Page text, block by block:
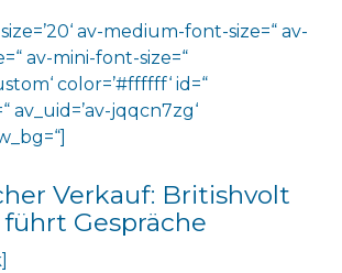
av-medium-font-size=“ av-
av-mini-font-size=“
color=’#ffffff‘ id=“
av_uid=’av-jqqcn7zg‘
Verkauf: Britishvolt
führt Gespräche